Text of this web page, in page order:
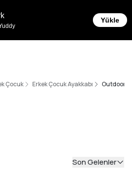
Yükle
Çocuk Erkek Çocuk Ayakkabı Outdoor
Son Gelenler